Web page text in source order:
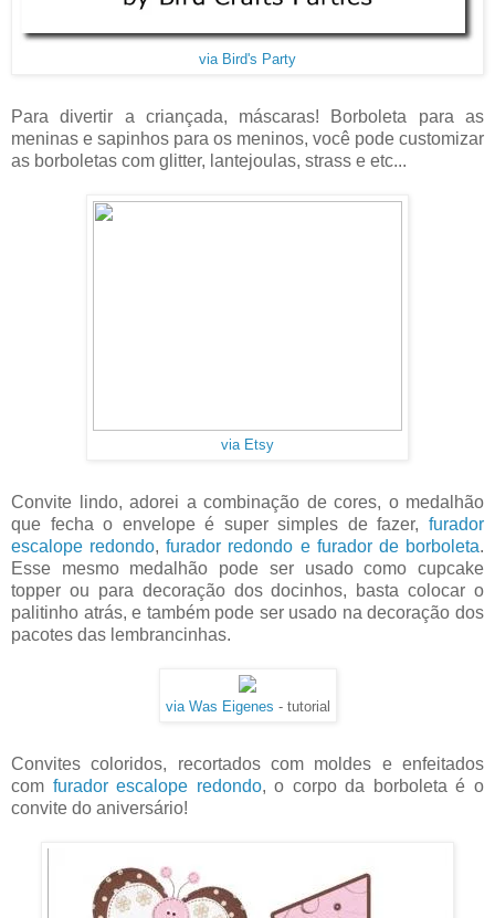
via Bird's Party
Para divertir a criançada, máscaras! Borboleta para as
meninas e sapinhos para os meninos, você pode customizar
as borboletas com glitter, lantejoulas, strass e etc...
via Etsy
Convite lindo, adorei a combinação de cores, o medalhão
que fecha o envelope é super simples de fazer, furador
escalope redondo,furador redondo e furador de borboleta.
Esse mesmo medalhão pode ser usado como cupcake
topper ou para decoração dos docinhos, basta colocar o
palitinho atrás, e também pode ser usado na decoração dos
pacotes das lembrancinhas.
via Was Eigenes - tutorial
Convites coloridos, recortados com moldes e enfeitados
com furador escalope redondo, o corpo da borboleta é o
convite do aniversário!